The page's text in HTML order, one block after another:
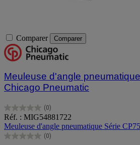
Comparer Comparer
Meuleuse d'angle
Chicago Pneumatic
(0)
0.0
sur
5
étoiles.
Réf. : MIG54881722
Meuleuse d'angle pneumatique Série
(0)
0.0